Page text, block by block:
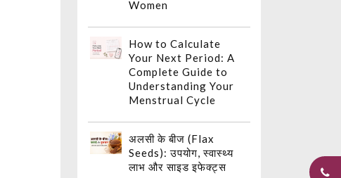
Women
How to Calculate
Your Next Period: A
Complete Guide to
Understanding Your
Menstrual Cycle
अलसी के बीज (Flax
Seeds): उपयोग, स्वास्थ्य
लाभ और साइड इफेक्ट्स